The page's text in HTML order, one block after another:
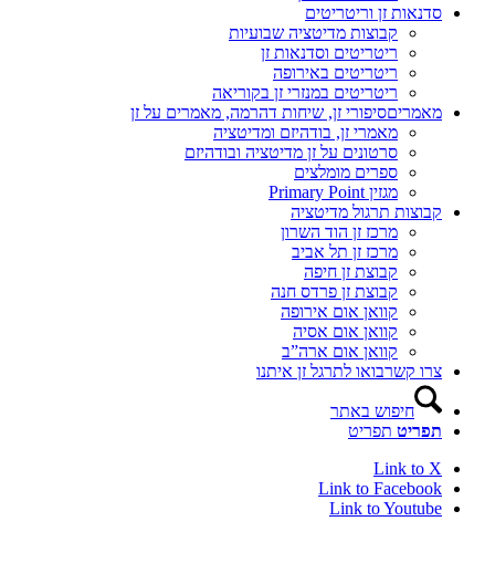
סדנאות זן וריטריטים
קבוצות מדיטציה שבועיות
ריטריטים וסדנאות זן
ריטריטים באירופה
ריטריטים במנזרי זן בקוריאה
מאמריםסיפורי זן, שיחות דהרמה, מאמרים על זן
מאמרי זן, בודהיזם ומדיטציה
סרטונים על זן מדיטציה ובודהיזם
ספרים מומלצים
מגזין Primary Point
קבוצות תרגול מדיטציה
מרכז זן הוד השרון
מרכז זן תל אביב
קבוצת זן חיפה
קבוצת זן פרדס חנה
קוואן אום אירופה
קוואן אום אסיה
קוואן אום ארה”ב
צרו קשרבואו לתרגל זן איתנו
חיפוש באתר
תפריט תפריט
Link to X
Link to Facebook
Link to Youtube